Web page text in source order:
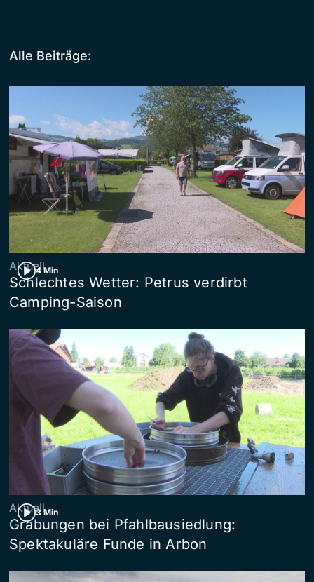
Alle Beiträge:
4 Min
Aktuell
Schlechtes Wetter: Petrus verdirbt
Camping-Saison
3 Min
Aktuell
Grabungen bei Pfahlbausiedlung:
Spektakuläre Funde in Arbon